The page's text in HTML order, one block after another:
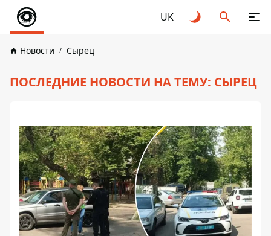
UK
Новости Сырец
ПОСЛЕДНИЕ НОВОСТИ НА ТЕМУ: СЫРЕЦ